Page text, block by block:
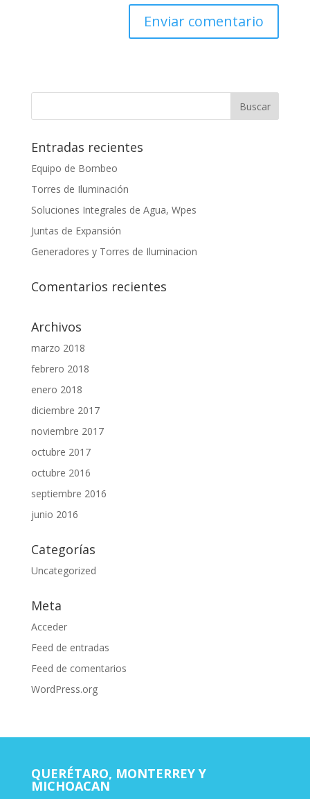
Entradas recientes
Equipo de Bombeo
Torres de Iluminación
Soluciones Integrales de Agua, Wpes
Juntas de Expansión
Generadores y Torres de Iluminacion
Comentarios recientes
Archivos
marzo 2018
febrero 2018
enero 2018
diciembre 2017
noviembre 2017
octubre 2017
octubre 2016
septiembre 2016
junio 2016
Categorías
Uncategorized
Meta
Acceder
Feed de entradas
Feed de comentarios
WordPress.org
QUERÉTARO, MONTERREY Y
MICHOACAN